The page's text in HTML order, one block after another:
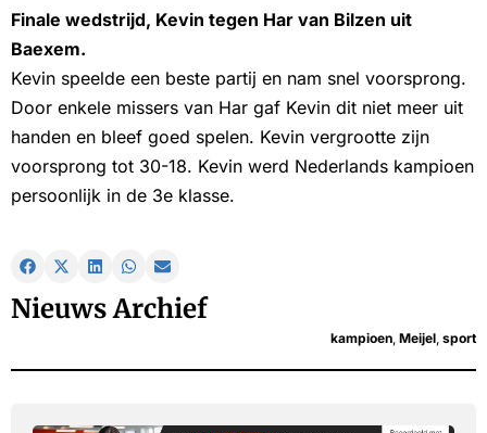
Finale wedstrijd, Kevin tegen Har van Bilzen uit
Baexem.
Kevin speelde een beste partij en nam snel voorsprong.
Door enkele missers van Har gaf Kevin dit niet meer uit
handen en bleef goed spelen. Kevin vergrootte zijn
voorsprong tot 30-18. Kevin werd Nederlands kampioen
persoonlijk in de 3e klasse.
Nieuws Archief
kampioen Meijel sport